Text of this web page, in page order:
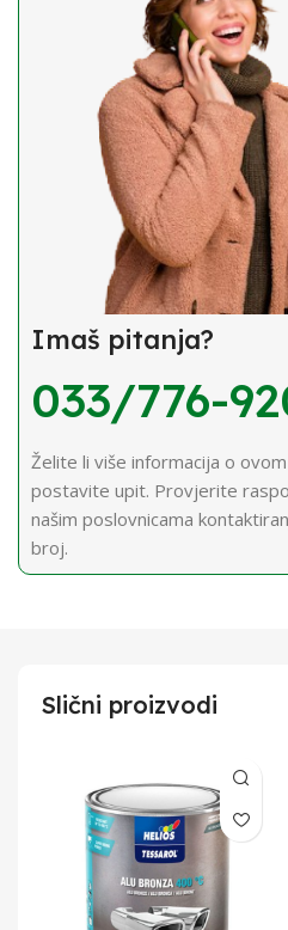
Imaš pitanja?
033/776-
Želite li više informacija o
postavite upit. Provjerite
našim poslovnicama
broj.
Slični proizvodi